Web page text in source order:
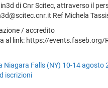
di Cnr Scitec, attraverso il
Ref Michela
/ accredito
al link: https://events.faseb.org/
Niagara Falls (NY) 10-14 agosto
iscrizioni